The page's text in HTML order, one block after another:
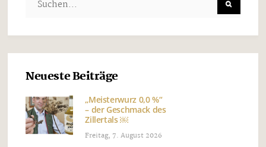
Neueste Beiträge
„Meisterwurz 0,0 %“
– der Geschmack des
Zillertals ￼
Freitag, 7. August 2026